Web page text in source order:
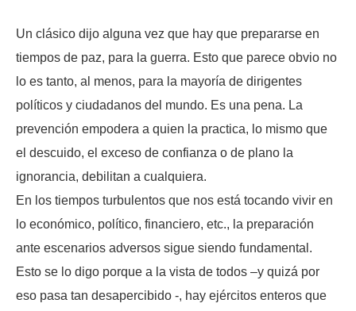
Un clásico dijo alguna vez que hay que prepararse en
tiempos de paz, para la guerra. Esto que parece obvio no
lo es tanto, al menos, para la mayoría de dirigentes
políticos y ciudadanos del mundo. Es una pena. La
prevención empodera a quien la practica, lo mismo que
el descuido, el exceso de confianza o de plano la
ignorancia, debilitan a cualquiera.
En los tiempos turbulentos que nos está tocando vivir en
lo económico, político, financiero, etc., la preparación
ante escenarios adversos sigue siendo fundamental.
Esto se lo digo porque a la vista de todos –y quizá por
eso pasa tan desapercibido -, hay ejércitos enteros que